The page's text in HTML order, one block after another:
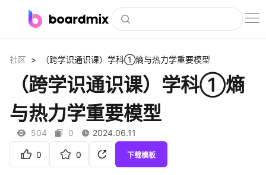
社区资源
会员
企业服务
社区 > （跨学识通识课）学科①熵与热力学重要模型
（跨学识通识课）学科①熵
与热力学重要模型
504 0 2024.06.11
0 0 下载模板